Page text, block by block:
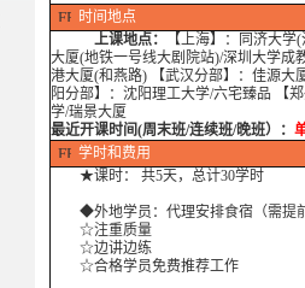
时间地点
上课地点：
【上海】：同济大
大厦(地铁一号线大剧院站)/深圳大学成
港大厦(和燕路) 【武汉分部】：佳源大
阳分部】：沈阳理工大学/六宅臻品 【
学/瑞景大厦
最近开课时间(周末班/连续班/晚班）：
学时和费用
★课时： 共5天，总计30学时
◆外地学员：代理安排食宿（需提
☆注重质量
☆边讲边练
☆合格学员免费推荐工作